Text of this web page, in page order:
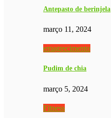
Antepasto de berinjela
março 11, 2024
emagrecimento
Pudim de chia
março 5, 2024
Fitness